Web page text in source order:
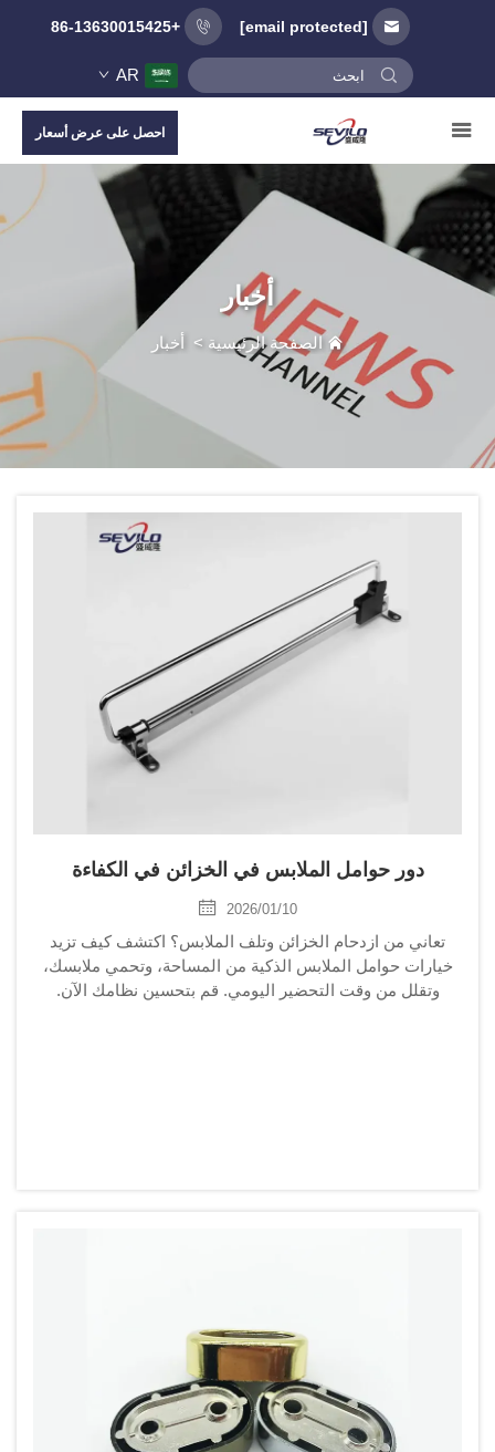
[email protected]
+86-13630015425
AR
احصل على عرض أسعار
أخبار
الصفحة الرئيسية > أخبار
دور حوامل الملابس في الخزائن في الكفاءة
2026/01/10
تعاني من ازدحام الخزائن وتلف الملابس؟ اكتشف كيف تزيد
خيارات حوامل الملابس الذكية من المساحة، وتحمي ملابسك،
وتقلل من وقت التحضير اليومي. قم بتحسين نظامك الآن.